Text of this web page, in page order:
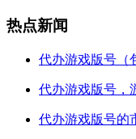
热点新闻
代办游戏版号（
代办游戏版号，
代办游戏版号的